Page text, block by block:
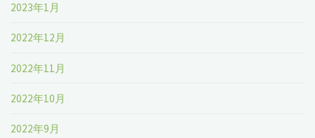
2023年1月
2022年12月
2022年11月
2022年10月
2022年9月